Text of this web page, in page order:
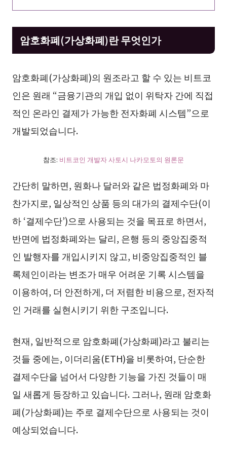
암호화폐(가상화폐)란 무엇인가
암호화폐(가상화폐)의 원조라고 할 수 있는 비트코
인은 원래 “금융기관의 개입 없이 위탁자 간에 직접
적인 온라인 결제가 가능한 전자화폐 시스템”으로
개발되었습니다.
참조: 비트코인 개발자 사토시 나카모토의 원론문
간단히 말하면, 원화나 달러와 같은 법정화폐와 마
찬가지로, 일상적인 상품 등의 대가의 결제수단(이
하 ‘결제수단’)으로 사용되는 것을 목표로 하면서,
반면에 법정화폐와는 달리, 은행 등의 중앙집중적
인 발행자를 개입시키지 않고, 비중앙집중적인 블
록체인이라는 변조가 매우 어려운 기록 시스템을
이용하여, 더 안전하게, 더 저렴한 비용으로, 전자적
인 거래를 실현시키기 위한 구조입니다.
현재, 일반적으로 암호화폐(가상화폐)라고 불리는
것들 중에는, 이더리움(ETH)을 비롯하여, 단순한
결제수단을 넘어서 다양한 기능을 가진 것들이 매
일 새롭게 등장하고 있습니다. 그러나, 원래 암호화
폐(가상화폐)는 주로 결제수단으로 사용되는 것이
예상되었습니다.